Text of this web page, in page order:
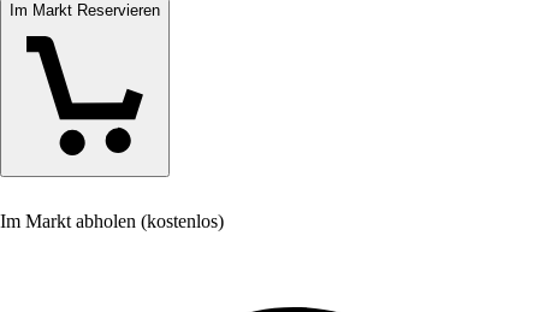
Im Markt Reservieren
Im Markt abholen (kostenlos)